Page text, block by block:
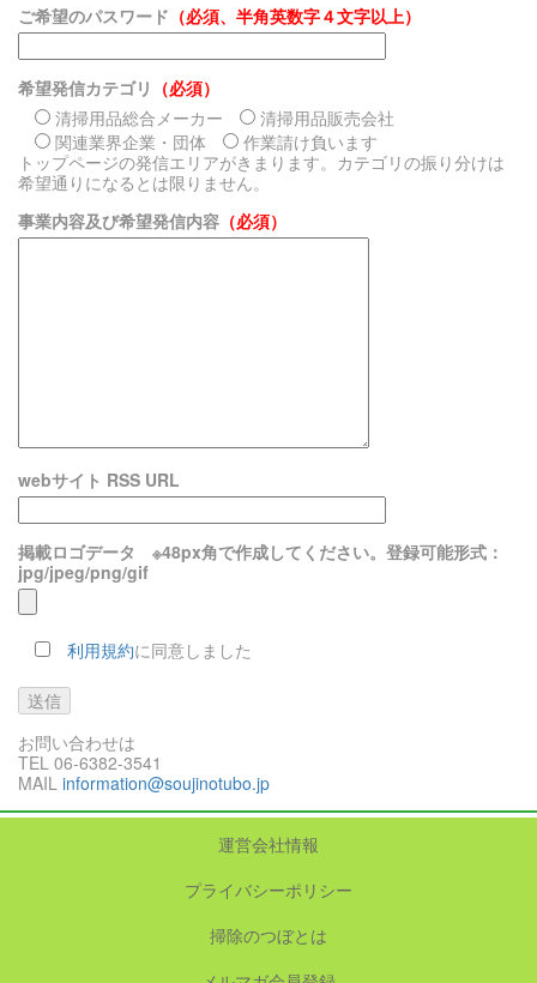
ご希望のパスワード （必須、半角英数字４文字以上）
希望発信カテゴリ （必須）
清掃用品総合メーカー
清掃用品販売会社
関連業界企業・団体
作業請け負います
トップページの発信エリアがきまります。カテゴリの振り分けは
希望通りになるとは限りません。
事業内容及び希望発信内容 （必須）
webサイト RSS URL
掲載ロゴデータ ※48px角で作成してください。登録可能形式：
jpg/jpeg/png/gif
利用規約に同意しました
お問い合わせは
TEL 06-6382-3541
MAIL information@soujinotubo.jp
運営会社情報
プライバシーポリシー
掃除のつぼとは